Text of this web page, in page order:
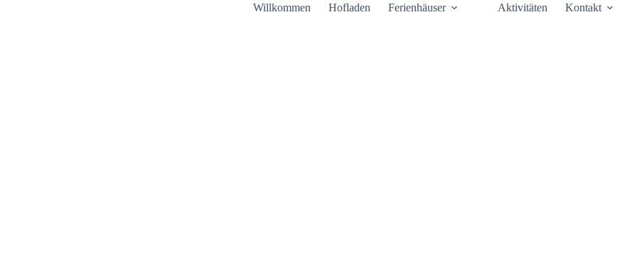
Willkommen Hofladen Ferienhäuser Aktivitäten Kontakt